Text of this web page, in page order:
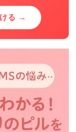
る →